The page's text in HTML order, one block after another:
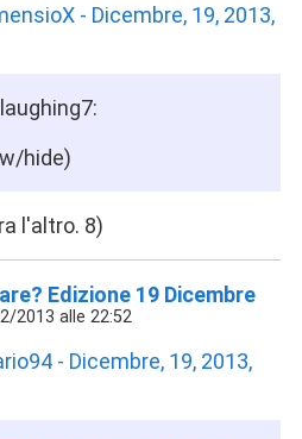
- Dicembre, 19, 2013,
hide)
l'altro. 8)
Edizione 19 Dicembre
2013 alle 22:52
- Dicembre, 19, 2013,